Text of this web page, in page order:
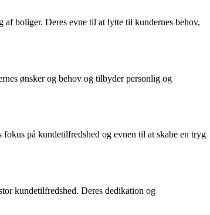
boliger. Deres evne til at lytte til kundernes behov,
ønsker og behov og tilbyder personlig og
på kundetilfredshed og evnen til at skabe en tryg
kundetilfredshed. Deres dedikation og